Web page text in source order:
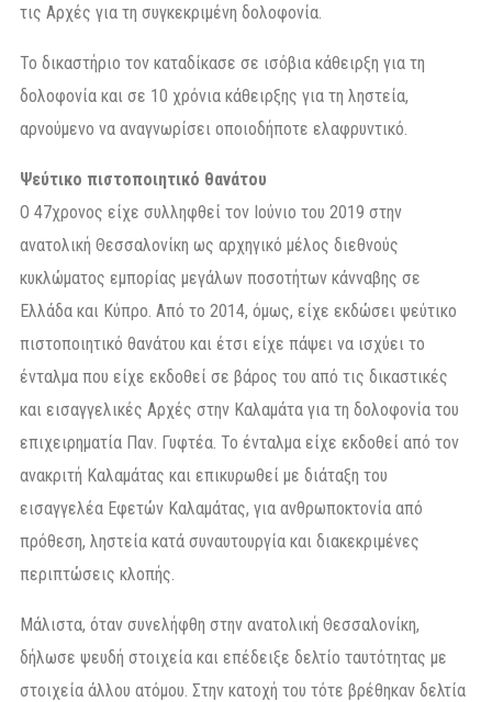
τις Αρχές για τη συγκεκριμένη δολοφονία.
Το δικαστήριο τον καταδίκασε σε ισόβια κάθειρξη για τη
δολοφονία και σε 10 χρόνια κάθειρξης για τη ληστεία,
αρνούμενο να αναγνωρίσει οποιοδήποτε ελαφρυντικό.
Ψεύτικο πιστοποιητικό θανάτου
Ο 47χρονος είχε συλληφθεί τον Ιούνιο του 2019 στην
ανατολική Θεσσαλονίκη ως αρχηγικό μέλος διεθνούς
κυκλώματος εμπορίας μεγάλων ποσοτήτων κάνναβης σε
Ελλάδα και Κύπρο. Από το 2014, όμως, είχε εκδώσει ψεύτικο
πιστοποιητικό θανάτου και έτσι είχε πάψει να ισχύει το
ένταλμα που είχε εκδοθεί σε βάρος του από τις δικαστικές
και εισαγγελικές Αρχές στην Καλαμάτα για τη δολοφονία του
επιχειρηματία Παν. Γυφτέα. Το ένταλμα είχε εκδοθεί από τον
ανακριτή Καλαμάτας και επικυρωθεί με διάταξη του
εισαγγελέα Εφετών Καλαμάτας, για ανθρωποκτονία από
πρόθεση, ληστεία κατά συναυτουργία και διακεκριμένες
περιπτώσεις κλοπής.
Μάλιστα, όταν συνελήφθη στην ανατολική Θεσσαλονίκη,
δήλωσε ψευδή στοιχεία και επέδειξε δελτίο ταυτότητας με
στοιχεία άλλου ατόμου. Στην κατοχή του τότε βρέθηκαν δελτία